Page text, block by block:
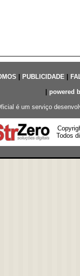
PUBLICIDADE|
powered
é um serviço
Todos